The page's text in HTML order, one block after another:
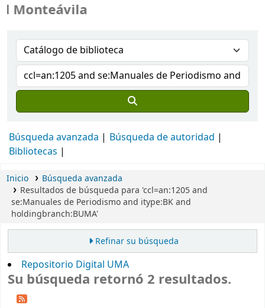
Búsqueda avanzada
Búsqueda de autoridad
Bibliotecas
Inicio
Búsqueda avanzada
Resultados de búsqueda para 'ccl=an:1205 and
se:Manuales de Periodismo and itype:BK and
holdingbranch:BUMA'
Refinar su búsqueda
Repositorio Digital UMA
Su búsqueda retornó 2 resultados.